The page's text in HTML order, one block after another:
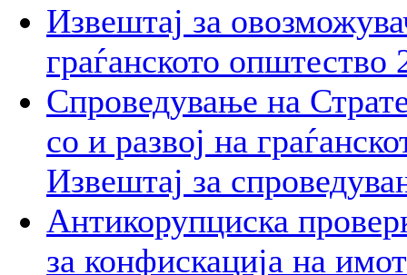
Извештај за
граѓанското општество
Спроведување на
со и развој на
Извештај за
Антикорупциска
за конфискација на